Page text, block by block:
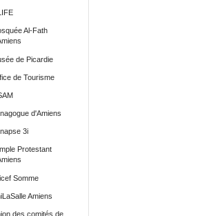
Al-Fath
de Picardie
de Tourisme
d'Amiens
3i
Protestant
Somme
Amiens
des comités de